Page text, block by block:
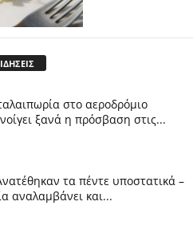
στο αεροδρόμιο
ξανά η πρόσβαση στις...
τα πέντε υποστατικά –
αναλαμβάνει και...